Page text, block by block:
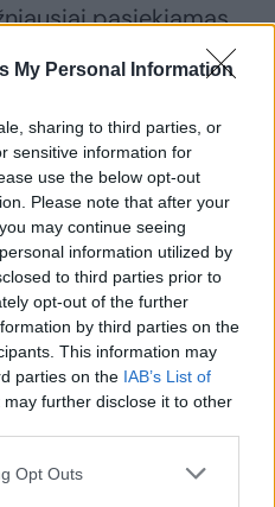
My Personal Information
sharing to third parties, or
sensitive information for
use the below opt-out
Please note that after your
may continue seeing
information utilized by
to third parties prior to
opt-out of the further
by third parties on the
This information may
parties on the IAB’s List of
may further disclose it to other
Opt Outs
pasiekiamas
reikia
aliuminio, magnio ir
natrio bikarbonatu.
būna protonų
esomeprazolio,
vartojant tokius
su gydytoju ar
vaistininkė.